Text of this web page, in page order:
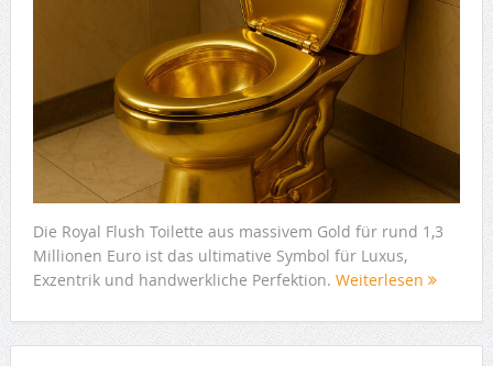
Die Royal Flush Toilette aus massivem Gold für rund 1,3
Millionen Euro ist das ultimative Symbol für Luxus,
Exzentrik und handwerkliche Perfektion. Weiterlesen